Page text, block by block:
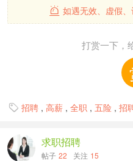
 如遇无效、虚假
打赏一下，
 招聘 , 高薪 , 全职 , 五险 , 招
求职招聘
帖子 22 关注 15